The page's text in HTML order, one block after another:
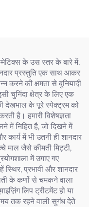
के उस स्तर के बारे में,
प्रस्तुति एक साथ आकर
करने की क्षमता से बुनियादी
चुनिंदा क्षेत्र के लिए एक
देखभाल के पूरे स्पेक्ट्रम को
है। हमारी विशेषज्ञता
में निहित है, जो दिखने में
में भी उतनी ही शानदार
माल जैसे कीमती मिट्टी,
में उगाए गए
प्रभावी और शानदार
के कणों से चमकने वाला
लिप ट्रीटमेंट हो या
तक रहने वाली सुगंध देते